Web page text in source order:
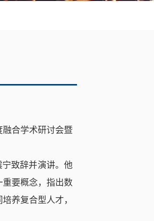
合学术研讨会暨
致辞并演讲。他
要概念，指出数
养复合型人才，